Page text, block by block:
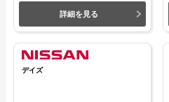
詳細を見る
デイズ